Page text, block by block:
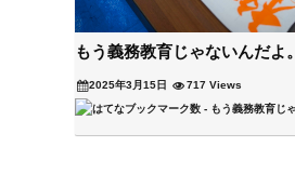
もう義務教育じゃないんだよ。
2025年3月15日 717 Views